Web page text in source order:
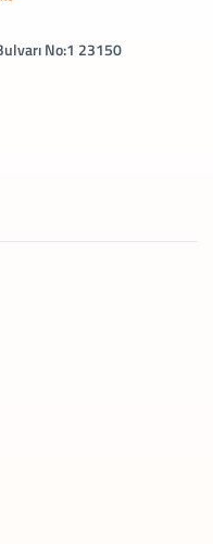
No:1 23150